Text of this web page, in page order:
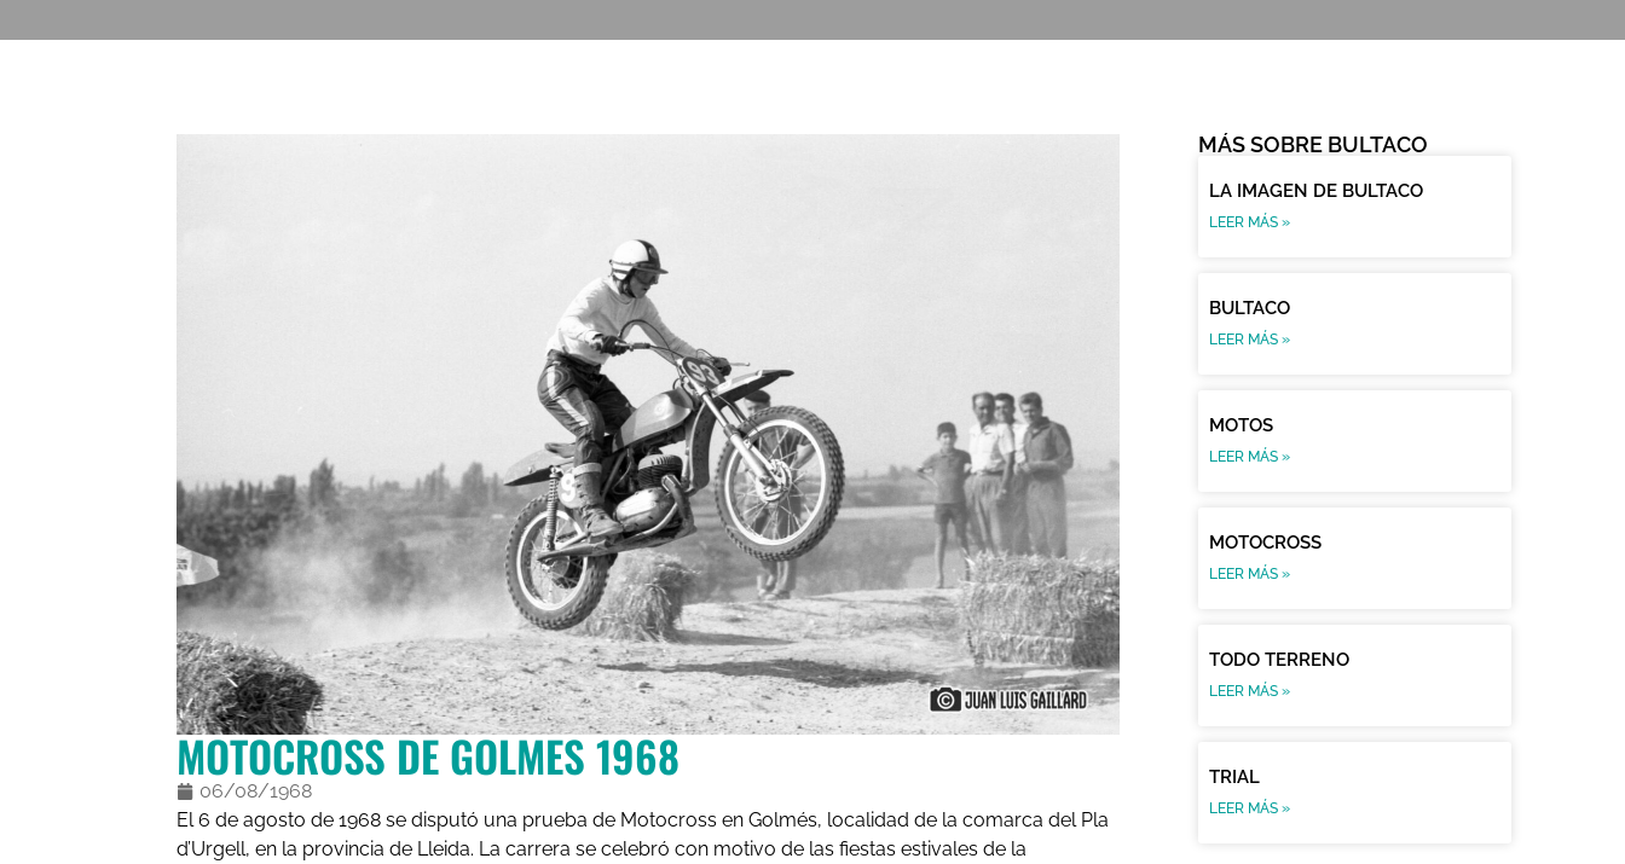
MOTOCROSS DE GOLMES 1968
06/08/1968
El 6 de agosto de 1968 se disputó una prueba de Motocross en Golmés, localidad de la comarca del Pla
d’Urgell, en la provincia de Lleida. La carrera se celebró con motivo de las fiestas estivales de la
MÁS SOBRE BULTACO
LA IMAGEN DE BULTACO
LEER MÁS »
BULTACO
LEER MÁS »
MOTOS
LEER MÁS »
MOTOCROSS
LEER MÁS »
TODO TERRENO
LEER MÁS »
TRIAL
LEER MÁS »